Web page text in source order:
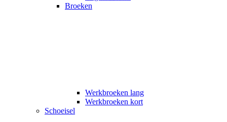
Broeken
Werkbroeken lang
Werkbroeken kort
Schoeisel